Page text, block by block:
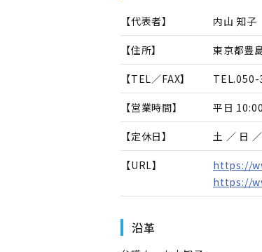
【代表者】 内山 知子
【住所】 東京都豊
【TEL／FAX】 TEL.050-
【営業時間】 平日
【定休日】 土 ／ 日
【URL】
https://
https://
沿革